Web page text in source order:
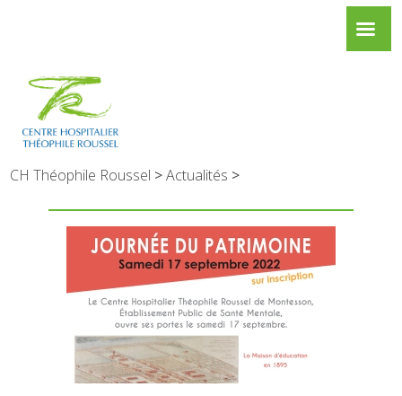
CH Théophile Roussel >Actualités >